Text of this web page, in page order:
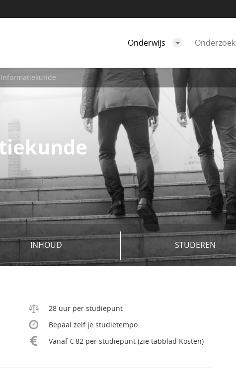
Onderwijs Onderzoek
INHOUD STUDEREN
28 uur per studiepunt
Bepaal zelf je studietempo
Vanaf € 82 per studiepunt (zie tabblad Kosten)